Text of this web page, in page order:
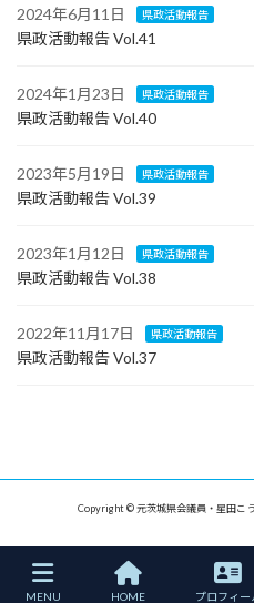
2024年6月11日 県政活動報告
県政活動報告 Vol.41
2024年1月23日 県政活動報告
県政活動報告 Vol.40
2023年5月19日 県政活動報告
県政活動報告 Vol.39
2023年1月12日 県政活動報告
県政活動報告 Vol.38
2022年11月17日 県政活動報告
県政活動報告 Vol.37
Copyright © 元茨城県会議員・星田こ
MENU HOME プロフィー